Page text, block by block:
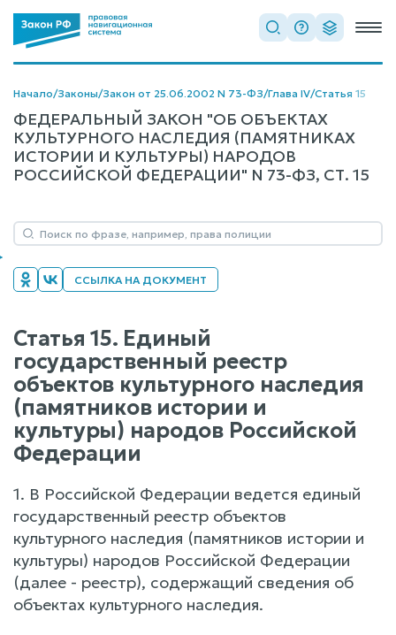
Начало/Законы/Закон от 25.06.2002 N 73-ФЗ/Глава IV/Статья 15
ФЕДЕРАЛЬНЫЙ ЗАКОН "ОБ ОБЪЕКТАХ
КУЛЬТУРНОГО НАСЛЕДИЯ (ПАМЯТНИКАХ
ИСТОРИИ И КУЛЬТУРЫ) НАРОДОВ
РОССИЙСКОЙ ФЕДЕРАЦИИ" N 73-ФЗ, СТ. 15
ССЫЛКА НА ДОКУМЕНТ
Статья 15. Единый
государственный реестр
объектов культурного наследия
(памятников истории и
культуры) народов Российской
Федерации
1. В Российской Федерации ведется единый
государственный реестр объектов
культурного наследия (памятников истории и
культуры) народов Российской Федерации
(далее - реестр), содержащий сведения об
объектах культурного наследия.